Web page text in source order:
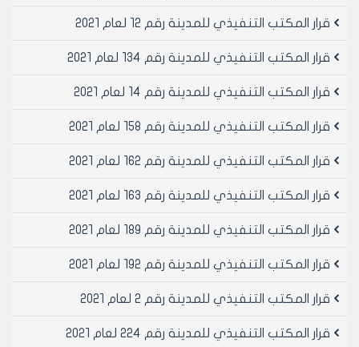
قرار المكتب التنفيذي للمدينة رقم 12 لعام 2021
قرار المكتب التنفيذي للمدينة رقم 134 لعام 2021
قرار المكتب التنفيذي للمدينة رقم 14 لعام 2021
قرار المكتب التنفيذي للمدينة رقم 158 لعام 2021
قرار المكتب التنفيذي للمدينة رقم 162 لعام 2021
قرار المكتب التنفيذي للمدينة رقم 163 لعام 2021
قرار المكتب التنفيذي للمدينة رقم 189 لعام 2021
قرار المكتب التنفيذي للمدينة رقم 192 لعام 2021
قرار المكتب التنفيذي للمدينة رقم 2 لعام 2021
قرار المكتب التنفيذي للمدينة رقم 224 لعام 2021